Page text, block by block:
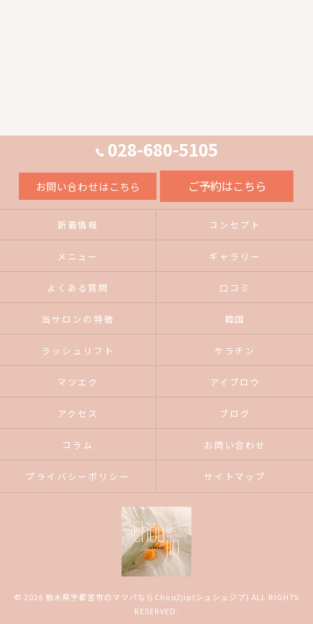
028-680-5105
お問い合わせはこちら ご予約はこちら
新着情報 コンセプト
メニュー ギャラリー
よくある質問 口コミ
当サロンの特徴 韓国
ラッシュリフト ケラチン
マツエク アイブロウ
アクセス ブログ
コラム お問い合わせ
プライバシーポリシー サイトマップ
© 2026 栃木県宇都宮市のマツパならChou2jip(シュシュジプ) ALL RIGHTS
RESERVED.